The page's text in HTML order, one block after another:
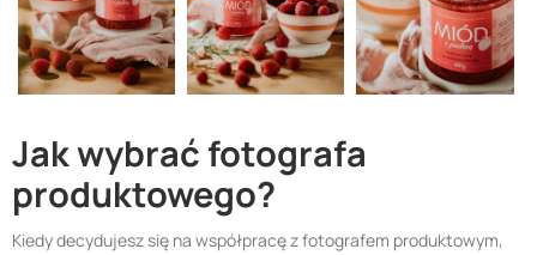
Jak wybrać fotografa
produktowego?
Kiedy decydujesz się na współpracę z fotografem produktowym,